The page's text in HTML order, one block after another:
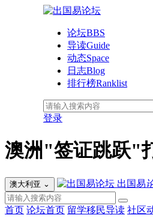
论坛BBS
导读Guide
动态Space
日志Blog
排行榜Ranklist
登录
澳洲"签证跳跃"
澳大利亚 ⌄ 出国易
首页 论坛首页 留学移民导读 社区